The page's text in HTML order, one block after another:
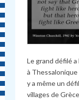
Le grand défilé
à Thessalonique
y a même un
villages de